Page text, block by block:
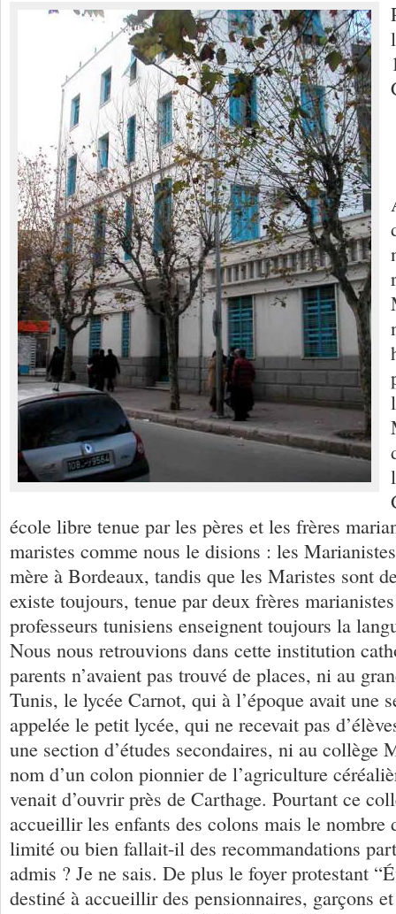
école libre tenue par les pères et les frères
maristes comme nous le disions : les
mère à Bordeaux, tandis que les Maristes sont
existe toujours, tenue par deux frères
professeurs tunisiens enseignent toujours la
Nous nous retrouvions dans cette institution
parents n’avaient pas trouvé de places, ni au
Tunis, le lycée Carnot, qui à l’époque avait une
appelée le petit lycée, qui ne recevait pas
une section d’études secondaires, ni au collège
nom d’un colon pionnier de l’agriculture
venait d’ouvrir près de Carthage. Pourtant ce
accueillir les enfants des colons mais le nombre
limité ou bien fallait-il des recommandations
admis ? Je ne sais. De plus le foyer protestant
destiné à accueillir des pensionnaires, garçons